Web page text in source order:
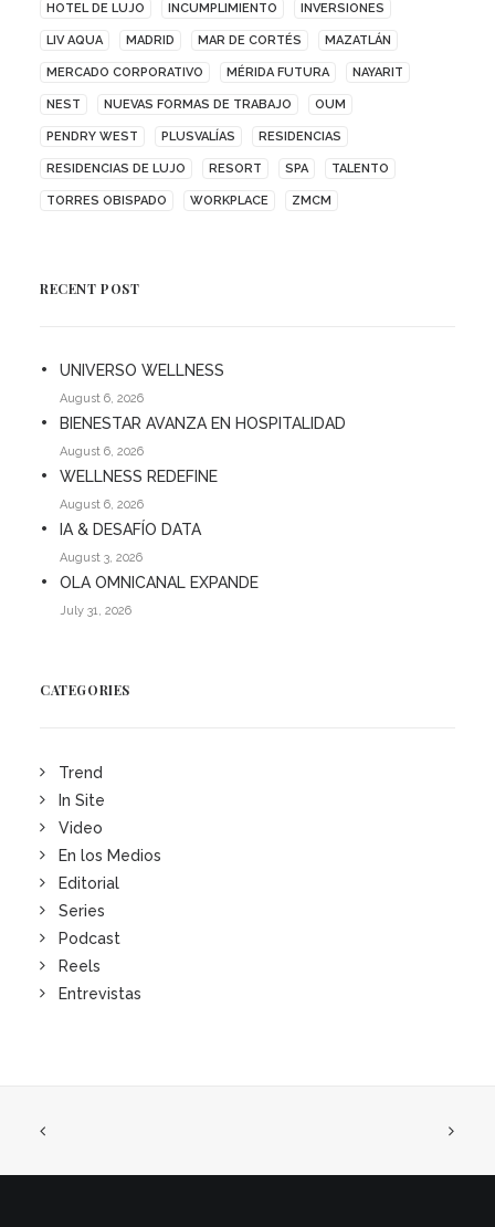
HOTEL DE LUJO INCUMPLIMIENTO INVERSIONES
LIV AQUA MADRID MAR DE CORTÉS MAZATLÁN
MERCADO CORPORATIVO MÉRIDA FUTURA NAYARIT
NEST NUEVAS FORMAS DE TRABAJO OUM
PENDRY WEST PLUSVALÍAS RESIDENCIAS
RESIDENCIAS DE LUJO RESORT SPA TALENTO
TORRES OBISPADO WORKPLACE ZMCM
RECENT POST
UNIVERSO WELLNESS
August 6, 2026
BIENESTAR AVANZA EN HOSPITALIDAD
August 6, 2026
WELLNESS REDEFINE
August 6, 2026
IA & DESAFÍO DATA
August 3, 2026
OLA OMNICANAL EXPANDE
July 31, 2026
CATEGORIES
Trend
In Site
Video
En los Medios
Editorial
Series
Podcast
Reels
Entrevistas